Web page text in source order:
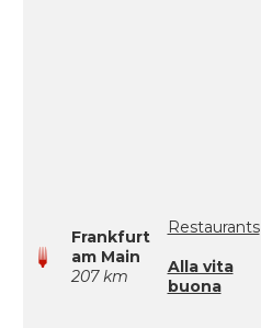
Frankfurt
am Main
207 km
Restaurants
Alla vita
buona